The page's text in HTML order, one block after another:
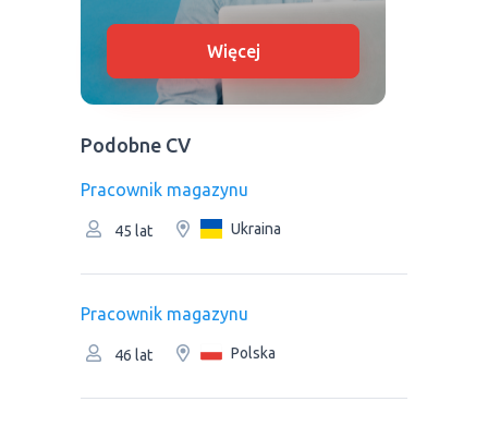
Więcej
Podobne CV
Рracownik magazynu
45 lat Ukraina
Рracownik magazynu
46 lat Polska